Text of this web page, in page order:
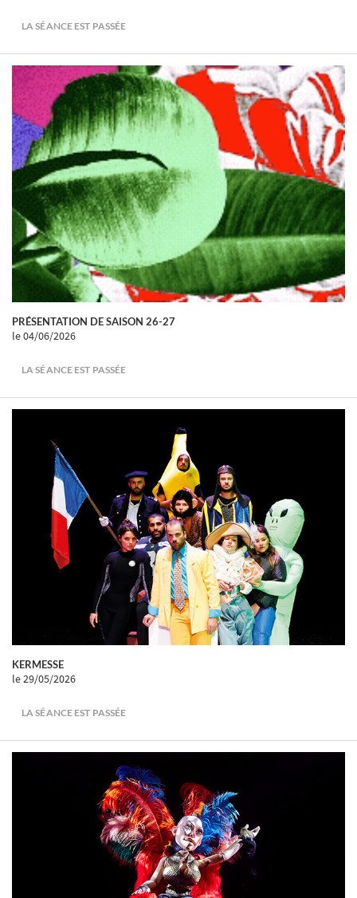
LA SÉANCE EST PASSÉE
PRÉSENTATION DE SAISON 26-27
le 04/06/2026
LA SÉANCE EST PASSÉE
KERMESSE
le 29/05/2026
LA SÉANCE EST PASSÉE